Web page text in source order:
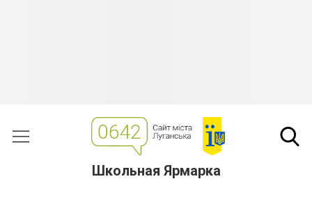
Школьная Ярмарка